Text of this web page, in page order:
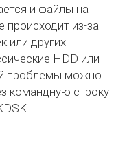
и файлы на
происходит из-за
или других
HDD или
проблемы можно
командную строку